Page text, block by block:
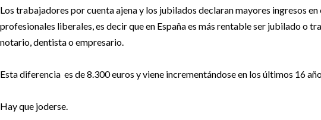
Los trabajadores por cuenta ajena y los jubilados declaran mayores ingresos en
profesionales liberales, es decir que en España es más rentable ser jubilado o
notario, dentista o empresario.
Esta diferencia es de 8.300 euros y viene incrementándose en los últimos 16
Hay que joderse.